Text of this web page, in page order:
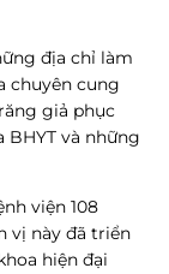
địa chỉ làm
chuyên cung
giả phục
và những
viện 108
vị này đã triển
hiện đại